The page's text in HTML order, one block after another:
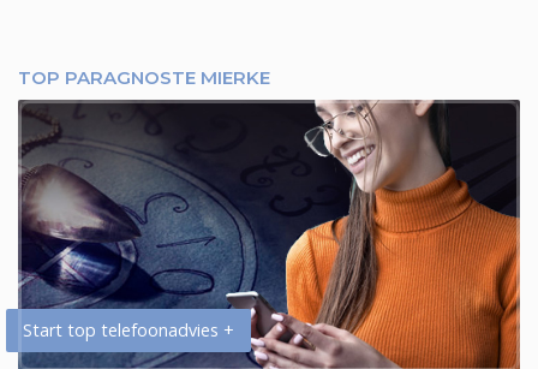
TOP PARAGNOSTE MIERKE
Start top telefoonadvies +